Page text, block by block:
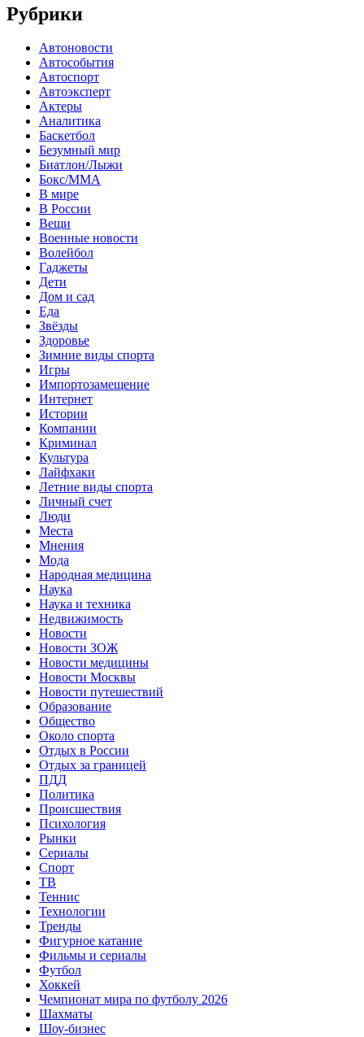
Рубрики
Автоновости
Автособытия
Автоспорт
Автоэксперт
Актеры
Аналитика
Баскетбол
Безумный мир
Биатлон/Лыжи
Бокс/MMA
В мире
В России
Вещи
Военные новости
Волейбол
Гаджеты
Дети
Дом и сад
Еда
Звёзды
Здоровье
Зимние виды спорта
Игры
Импортозамещение
Интернет
Истории
Компании
Криминал
Культура
Лайфхаки
Летние виды спорта
Личный счет
Люди
Места
Мнения
Мода
Народная медицина
Наука
Наука и техника
Недвижимость
Новости
Новости ЗОЖ
Новости медицины
Новости Москвы
Новости путешествий
Образование
Общество
Около спорта
Отдых в России
Отдых за границей
ПДД
Политика
Происшествия
Психология
Рынки
Сериалы
Спорт
ТВ
Теннис
Технологии
Тренды
Фигурное катание
Фильмы и сериалы
Футбол
Хоккей
Чемпионат мира по футболу 2026
Шахматы
Шоу-бизнес